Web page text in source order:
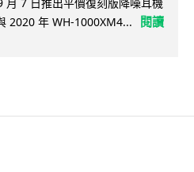
2020 年 WH-1000XM4...
閱讀